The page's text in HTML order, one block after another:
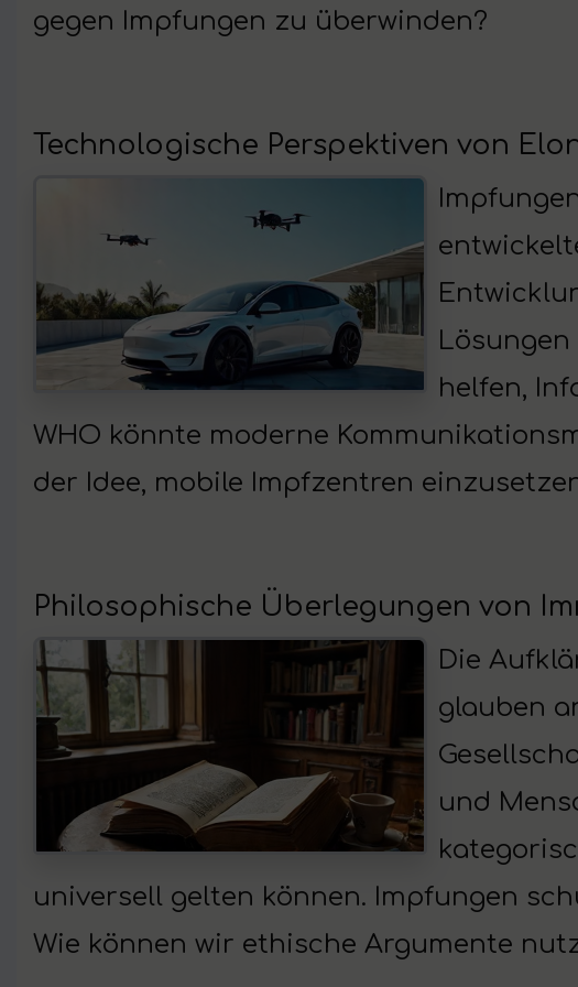
gegen Impfungen zu überwinden?
Technologische Perspektiven von
helfen,
WHO könnte moderne
der Idee, mobile Impfzentren
Philosophische Überlegungen von
Die
glauben
und
universell gelten können. Impfungen
Wie können wir ethische Argumente